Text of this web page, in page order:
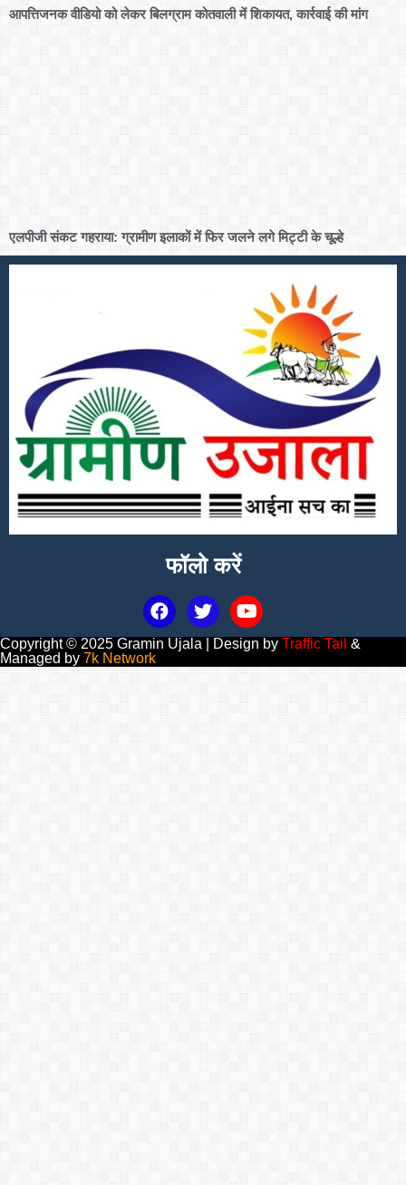
आपत्तिजनक वीडियो को लेकर बिलग्राम कोतवाली में शिकायत, कार्रवाई की मांग
एलपीजी संकट गहराया: ग्रामीण इलाकों में फिर जलने लगे मिट्टी के चूल्हे
फॉलो करें
Copyright © 2025 Gramin Ujala | Design by Traffic Tail &
Managed by 7k Network